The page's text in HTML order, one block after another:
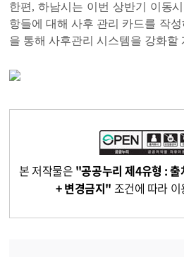
한편 ,하남시는 이번 상반기 이동
항들에 대해 사후 관리 카드를 작성
을 통해 사후관리 시스템을 강화할
본 저작물은 "공공누리 제4유형 :
+ 변경금지" 조건에 따라